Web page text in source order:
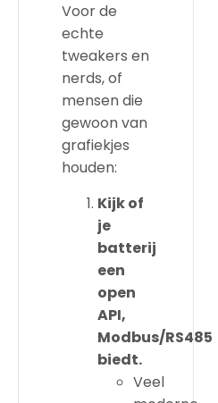
Voor de
echte
tweakers en
nerds, of
mensen die
gewoon van
grafiekjes
houden:
Kijk of
je
batterij
een
open
API,
Modbus/RS485
biedt.
Veel